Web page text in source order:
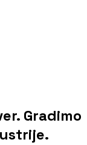
Gradimo